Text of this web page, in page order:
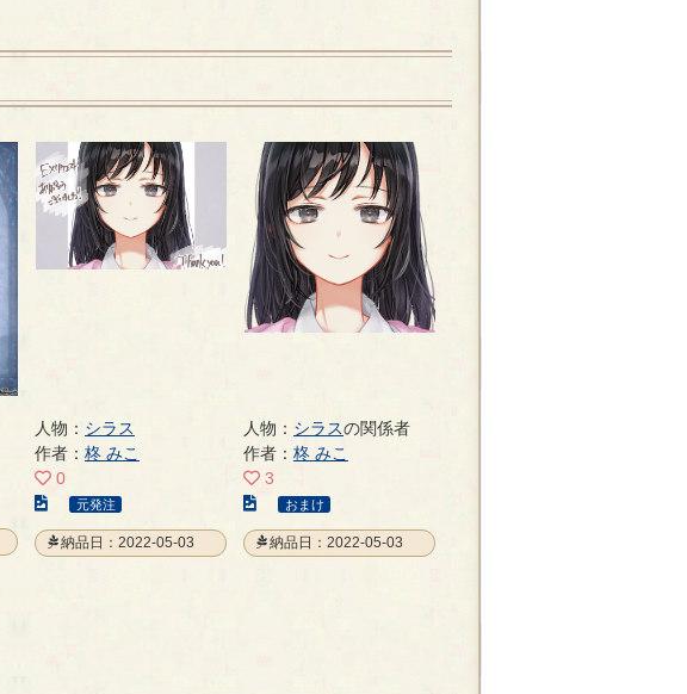
人物： シラス
作者： 柊 みこ
0
こ
の
イ
元発注
納品日：2022-05-03
人物： シラスの関係者
作者： 柊 みこ
3
こ
の
イ
おまけ
納品日：2022-05-03